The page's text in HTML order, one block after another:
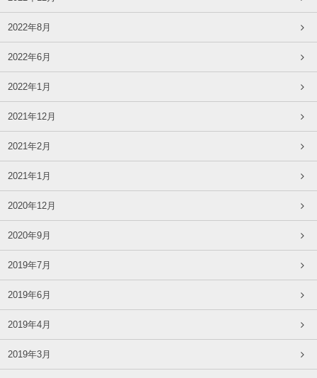
2022年8月
2022年6月
2022年1月
2021年12月
2021年2月
2021年1月
2020年12月
2020年9月
2019年7月
2019年6月
2019年4月
2019年3月